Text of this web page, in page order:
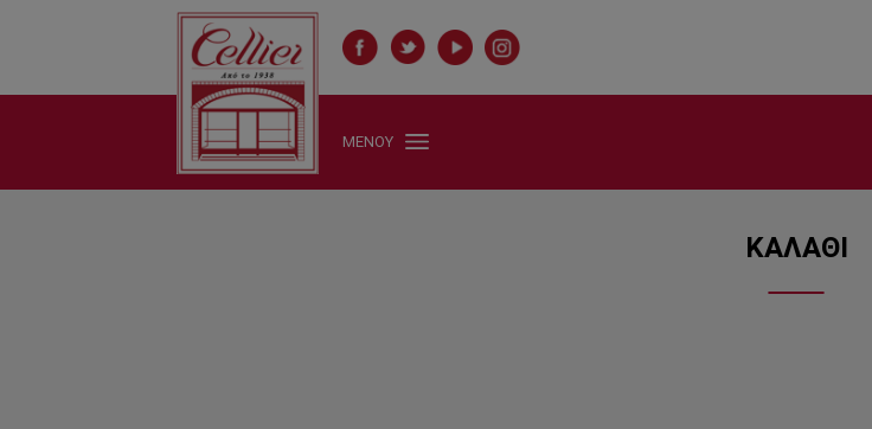
ΜΕΝΟΥ
ΚΑΛΑΘΙ